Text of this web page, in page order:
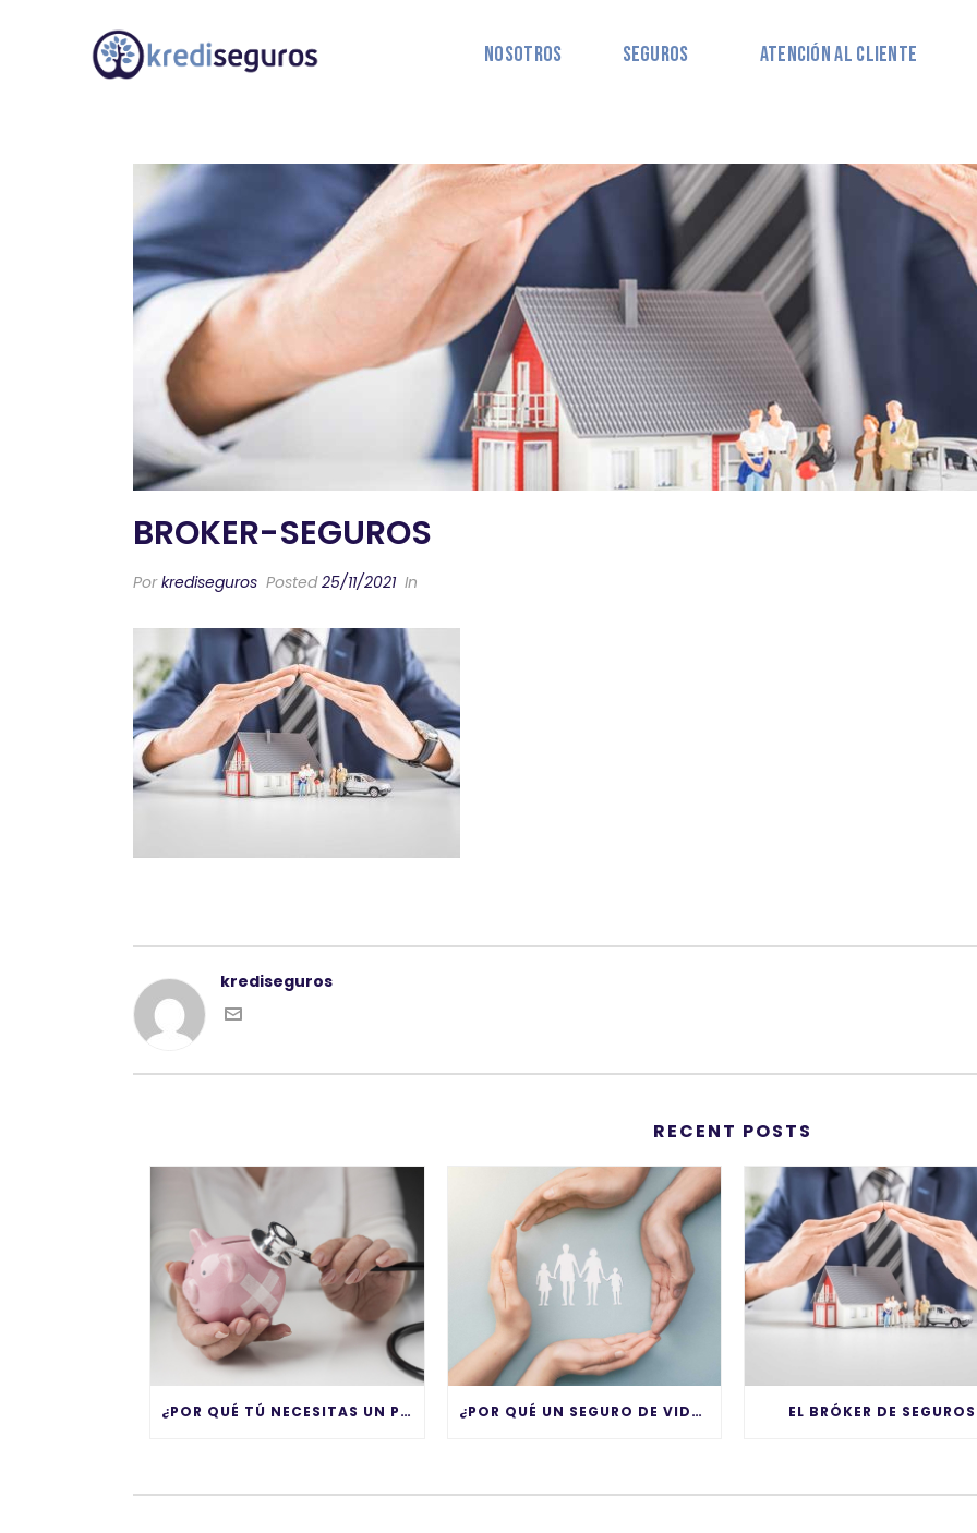
Nosotros Seguros Atención al Cliente
BROKER-SEGUROS
Porkrediseguros Posted25/11/2021 In
krediseguros
RECENT POSTS
¿POR QUÉ TÚ NECESITAS UN PLAN DE GASTOS MÉDICOS MAYORES? ¿POR QUÉ UN SEGURO DE VIDA + AHORRO ES TAN IMPORTANTE? EL BRÓKER DE SEGUROS